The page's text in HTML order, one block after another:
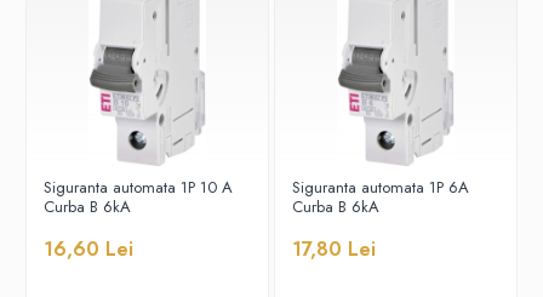
SV comutator modular de sarcină
SPD - Descarcator - Protectie
supratensiuni
Statie incarcare AUTO
Tablouri electrice
Tablouri electrice IP40
Siguranta automata 1P 10 A
Curba B 6kA
16,60 Lei
Siguranta automata 1P 6A
Curba B 6kA
17,80 Lei